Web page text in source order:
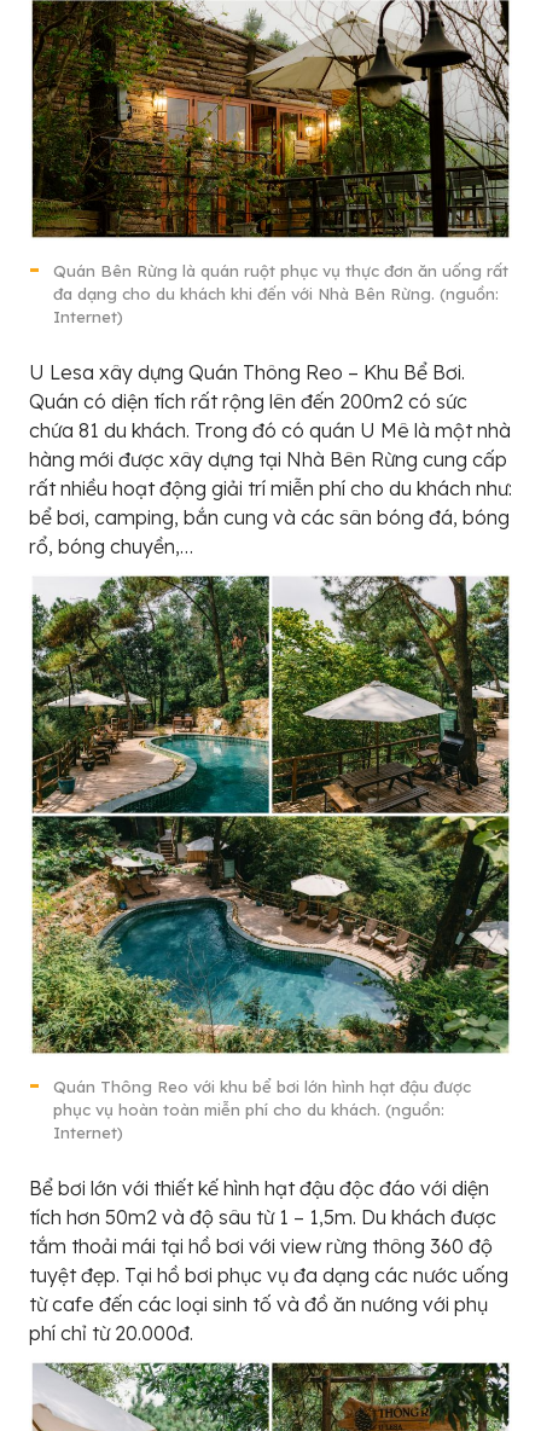
Quán Bên Rừng là quán ruột phục vụ thực đơn ăn uống rất
đa dạng cho du khách khi đến với Nhà Bên Rừng. (nguồn:
Internet)
U Lesa xây dựng Quán Thông Reo – Khu Bể Bơi.
Quán có diện tích rất rộng lên đến 200m2 có sức
chứa 81 du khách. Trong đó có quán U Mê là một nhà
hàng mới được xây dựng tại Nhà Bên Rừng cung cấp
rất nhiều hoạt động giải trí miễn phí cho du khách như:
bể bơi, camping, bắn cung và các sân bóng đá, bóng
rổ, bóng chuyền,…
Quán Thông Reo với khu bể bơi lớn hình hạt đậu được
phục vụ hoàn toàn miễn phí cho du khách. (nguồn:
Internet)
Bể bơi lớn với thiết kế hình hạt đậu độc đáo với diện
tích hơn 50m2 và độ sâu từ 1 – 1,5m. Du khách được
tắm thoải mái tại hồ bơi với view rừng thông 360 độ
tuyệt đẹp. Tại hồ bơi phục vụ đa dạng các nước uống
từ cafe đến các loại sinh tố và đồ ăn nướng với phụ
phí chỉ từ 20.000đ.